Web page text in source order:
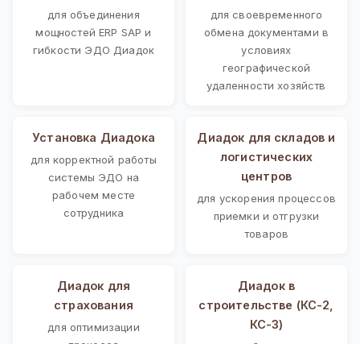
для объединения
мощностей ERP SAP и
гибкости ЭДО Диадок
для своевременного
обмена документами в
условиях
географической
удаленности хозяйств
Установка Диадока
для корректной работы
системы ЭДО на
рабочем месте
сотрудника
Диадок для складов и
логистических
центров
для ускорения процессов
приемки и отгрузки
товаров
Диадок для
страхования
для оптимизации
Диадок в
строительстве (КС-2,
КС-3)